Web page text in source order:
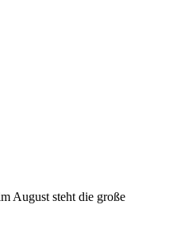
August steht die große